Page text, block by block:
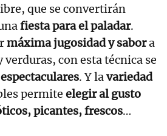
que se convertirán
fiesta para el paladar.
máxima jugosidad y sabora
verduras, con esta técnica se
. Y lavariedad
permite elegir al gusto
picantes, frescos…